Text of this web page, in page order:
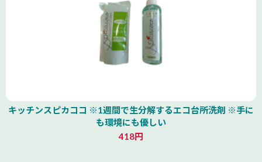
キッチンスピカココ ※1週間で生分解するエコ台所洗剤 ※手に
も環境にも優しい
418円